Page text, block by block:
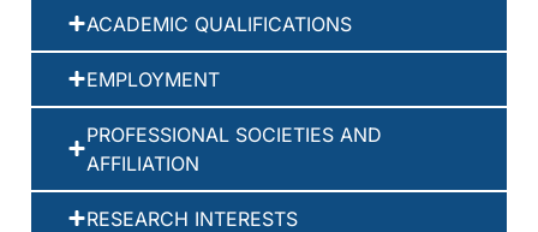
ACADEMIC QUALIFICATIONS
EMPLOYMENT
PROFESSIONAL SOCIETIES AND
AFFILIATION
RESEARCH INTERESTS